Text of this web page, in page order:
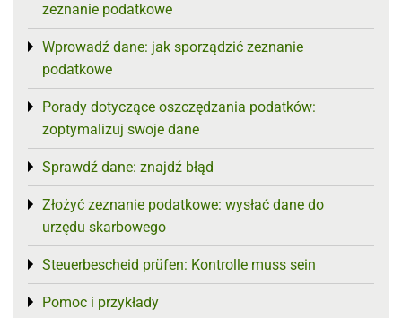
zeznanie podatkowe
Wprowadź dane: jak sporządzić zeznanie
podatkowe
Toggle menu
Porady dotyczące oszczędzania podatków:
zoptymalizuj swoje dane
Toggle menu
Sprawdź dane: znajdź błąd
Toggle menu
Złożyć zeznanie podatkowe: wysłać dane do
urzędu skarbowego
Toggle menu
Steuerbescheid prüfen: Kontrolle muss sein
Toggle menu
Pomoc i przykłady
Toggle menu